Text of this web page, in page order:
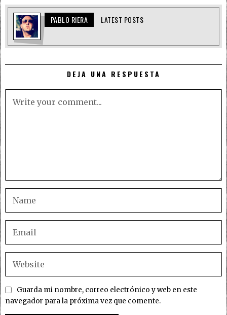
PABLO RIERA LATEST POSTS
DEJA UNA RESPUESTA
Guarda mi nombre, correo electrónico y web en este
navegador para la próxima vez que comente.